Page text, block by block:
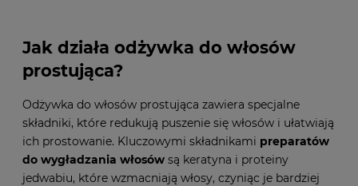
Jak działa odżywka do włosów
prostująca?
Odżywka do włosów prostująca zawiera specjalne
składniki, które redukują puszenie się włosów i ułatwiają
ich prostowanie. Kluczowymi składnikami preparatów
do wygładzania włosów są keratyna i proteiny
jedwabiu, które wzmacniają włosy, czyniąc je bardziej